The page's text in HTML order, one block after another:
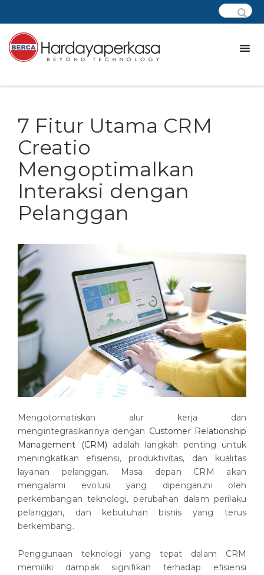
7 Fitur Utama CRM
Creatio
Mengoptimalkan
Interaksi dengan
Pelanggan
Mengotomatiskan alur kerja dan
mengintegrasikannya dengan Customer Relationship
Management (CRM) adalah langkah penting untuk
meningkatkan efisiensi, produktivitas, dan kualitas
layanan pelanggan. Masa depan CRM akan
mengalami evolusi yang dipengaruhi oleh
perkembangan teknologi, perubahan dalam perilaku
pelanggan, dan kebutuhan bisnis yang terus
berkembang.
Penggunaan teknologi yang tepat dalam CRM
memiliki dampak signifikan terhadap efisiensi